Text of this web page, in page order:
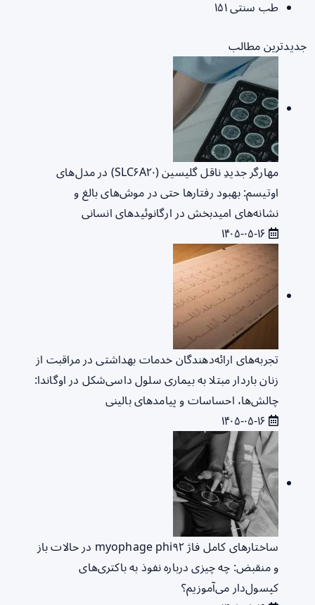
طب سنتی۱۵۱
جدیدترین مطالب
مهارگر جدیدِ ناقل گلیسین (SLC۶A۲۰) در مدل‌های
اوتیسم: بهبود رفتارها حتی در موش‌های بالغ و
نشانه‌های امیدبخش در ارگانوئیدهای انسانی
تجربه‌های ارائه‌دهندگان خدمات بهداشتی در مراقبت از
زنان باردار مبتلا به بیماری سلول داسی‌شکل در اوگاندا:
چالش‌ها، احساسات و پیامدهای بالینی
ساختارهای کامل فاژ myophage phi۹۲ در حالات باز
و منقبض: چه چیزی درباره نفوذ به باکتری‌های
کپسول‌دار می‌آموزیم؟